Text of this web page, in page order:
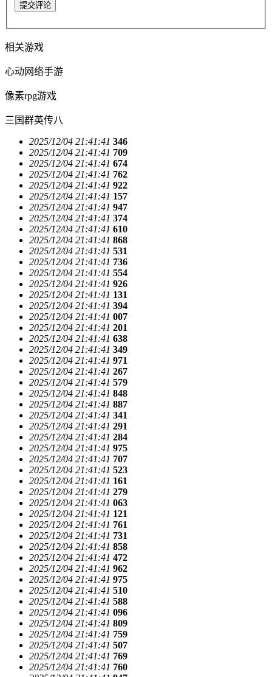
提交评论
相关游戏
心动网络手游
像素rpg游戏
三国群英传八
2025/12/04 21:41:41 346
2025/12/04 21:41:41 709
2025/12/04 21:41:41 674
2025/12/04 21:41:41 762
2025/12/04 21:41:41 922
2025/12/04 21:41:41 157
2025/12/04 21:41:41 947
2025/12/04 21:41:41 374
2025/12/04 21:41:41 610
2025/12/04 21:41:41 868
2025/12/04 21:41:41 531
2025/12/04 21:41:41 736
2025/12/04 21:41:41 554
2025/12/04 21:41:41 926
2025/12/04 21:41:41 131
2025/12/04 21:41:41 394
2025/12/04 21:41:41 007
2025/12/04 21:41:41 201
2025/12/04 21:41:41 638
2025/12/04 21:41:41 349
2025/12/04 21:41:41 971
2025/12/04 21:41:41 267
2025/12/04 21:41:41 579
2025/12/04 21:41:41 848
2025/12/04 21:41:41 887
2025/12/04 21:41:41 341
2025/12/04 21:41:41 291
2025/12/04 21:41:41 284
2025/12/04 21:41:41 975
2025/12/04 21:41:41 707
2025/12/04 21:41:41 523
2025/12/04 21:41:41 161
2025/12/04 21:41:41 279
2025/12/04 21:41:41 063
2025/12/04 21:41:41 121
2025/12/04 21:41:41 761
2025/12/04 21:41:41 731
2025/12/04 21:41:41 858
2025/12/04 21:41:41 472
2025/12/04 21:41:41 962
2025/12/04 21:41:41 975
2025/12/04 21:41:41 510
2025/12/04 21:41:41 588
2025/12/04 21:41:41 096
2025/12/04 21:41:41 809
2025/12/04 21:41:41 759
2025/12/04 21:41:41 507
2025/12/04 21:41:41 769
2025/12/04 21:41:41 760